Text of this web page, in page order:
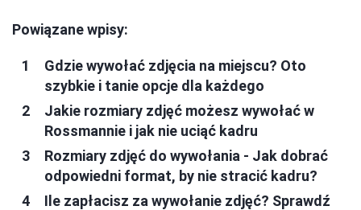
Powiązane wpisy:
Gdzie wywołać zdjęcia na miejscu? Oto
szybkie i tanie opcje dla każdego
Jakie rozmiary zdjęć możesz wywołać w
Rossmannie i jak nie uciąć kadru
Rozmiary zdjęć do wywołania - Jak dobrać
odpowiedni format, by nie stracić kadru?
Ile zapłacisz za wywołanie zdjęć? Sprawdź